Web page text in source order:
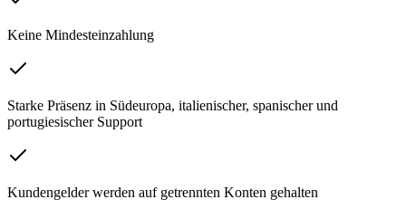
Keine Mindesteinzahlung
Starke Präsenz in Südeuropa, italienischer, spanischer und
portugiesischer Support
Kundengelder werden auf getrennten Konten gehalten